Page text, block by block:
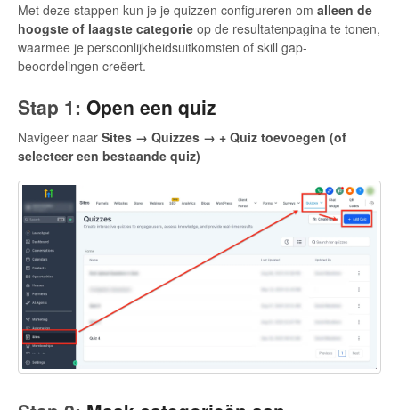
Met deze stappen kun je je quizzen configureren om alleen de
hoogste of laagste categorie op de resultatenpagina te tonen,
waarmee je persoonlijkheidsuitkomsten of skill gap-
beoordelingen creëert.
Stap 1: Open een quiz
Navigeer naar Sites → Quizzes → + Quiz toevoegen (of
selecteer een bestaande quiz)